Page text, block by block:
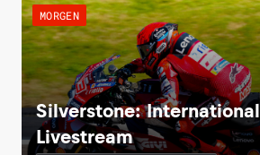
MORGEN
Silverstone: International
Livestream